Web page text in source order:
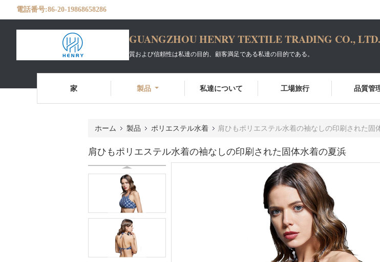
電話番号:86-20-19868658286
GUANGZHOU HENRY TEXTILE TRADING CO., LTD.
質および信頼性は私達の目的、顧客満足である私達の目的である。
家 製品 私達について 工場旅行 品質管
ホーム 製品 ポリエステル水着 肩ひもポリエステル水着の袖なしの印刷された固
肩ひもポリエステル水着の袖なしの印刷された固体水着の夏浜